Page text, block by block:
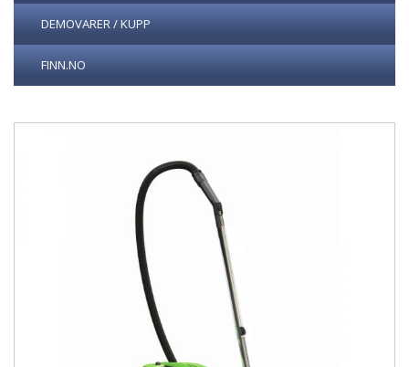
DEMOVARER / KUPP
FINN.NO